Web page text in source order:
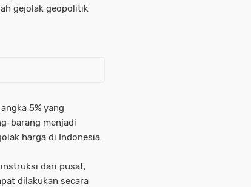
gejolak geopolitik
5% yang
barang menjadi
harga di Indonesia.
dari pusat,
dilakukan secara